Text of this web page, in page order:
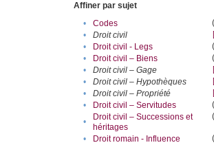
Affiner par sujet
•
Codes
•
Droit civil
•
Droit civil - Legs
•
Droit civil – Biens
•
Droit civil – Gage
•
Droit civil – Hypothèques
•
Droit civil – Propriété
•
Droit civil – Servitudes
•
Droit civil – Successions et
héritages
• Droit romain - Influence